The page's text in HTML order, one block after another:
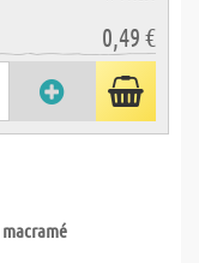
0,49 €
macramé